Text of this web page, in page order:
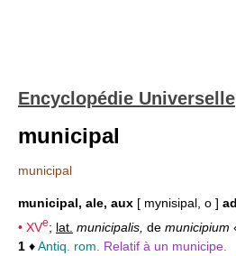
Encyclopédie Universelle
municipal
municipal
municipal, ale, aux [ mynisipal, o ]
• XVe; lat. municipalis, de municipium
1 ♦Antiq. rom.
Relatif à un municipe.